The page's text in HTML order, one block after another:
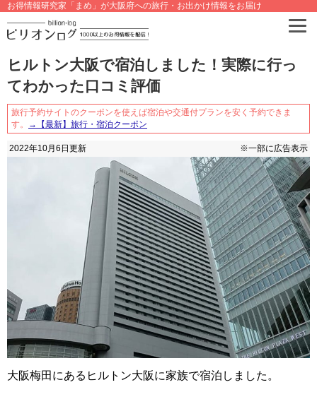
お得情報研究家「まめ」が大阪府への旅行・お出かけ情報をお届け
ヒルトン大阪で宿泊しました！実際に行っ
てわかった口コミ評価
旅行予約サイトのクーポンを使えば宿泊や交通付プランを安く予約できま
す。
→【最新】旅行・宿泊クーポン
2022年10月6日 更新 ※一部に広告表示
大阪梅田にあるヒルトン大阪に家族で宿泊しました。